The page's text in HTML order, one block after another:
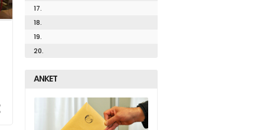
17.
18.
19.
20.
ANKET